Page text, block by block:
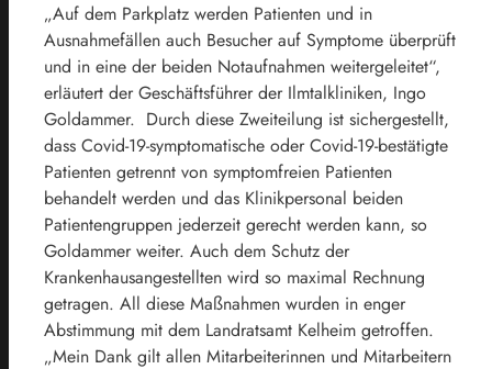
„Auf dem Parkplatz werden Patienten und in
Ausnahmefällen auch Besucher auf Symptome überprüft
und in eine der beiden Notaufnahmen weitergeleitet“,
erläutert der Geschäftsführer der Ilmtalkliniken, Ingo
Goldammer. Durch diese Zweiteilung ist sichergestellt,
dass Covid-19-symptomatische oder Covid-19-bestätigte
Patienten getrennt von symptomfreien Patienten
behandelt werden und das Klinikpersonal beiden
Patientengruppen jederzeit gerecht werden kann, so
Goldammer weiter. Auch dem Schutz der
Krankenhausangestellten wird so maximal Rechnung
getragen. All diese Maßnahmen wurden in enger
Abstimmung mit dem Landratsamt Kelheim getroffen.
„Mein Dank gilt allen Mitarbeiterinnen und Mitarbeitern